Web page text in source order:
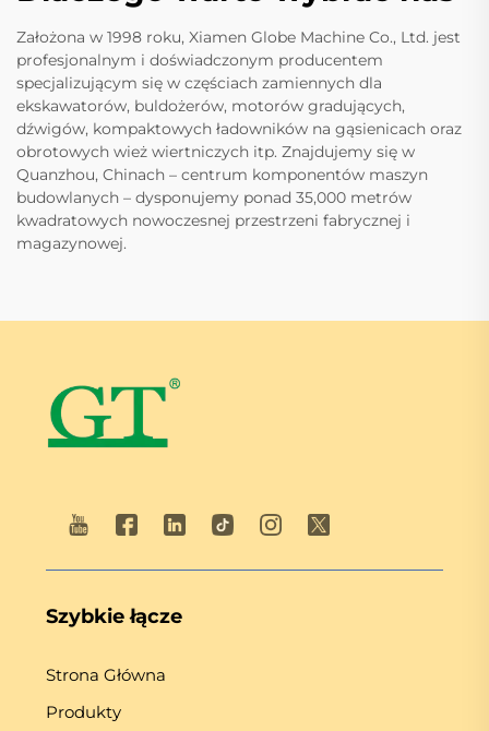
Założona w 1998 roku, Xiamen Globe Machine Co., Ltd. jest
profesjonalnym i doświadczonym producentem
specjalizującym się w częściach zamiennych dla
ekskawatorów, buldożerów, motorów gradujących,
dźwigów, kompaktowych ładowników na gąsienicach oraz
obrotowych wież wiertniczych itp. Znajdujemy się w
Quanzhou, Chinach – centrum komponentów maszyn
budowlanych – dysponujemy ponad 35,000 metrów
kwadratowych nowoczesnej przestrzeni fabrycznej i
magazynowej.
Szybkie łącze
Strona Główna
Produkty